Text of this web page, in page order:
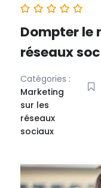
Dompter le
réseaux
Catégories :
Marketing
sur les
réseaux
sociaux